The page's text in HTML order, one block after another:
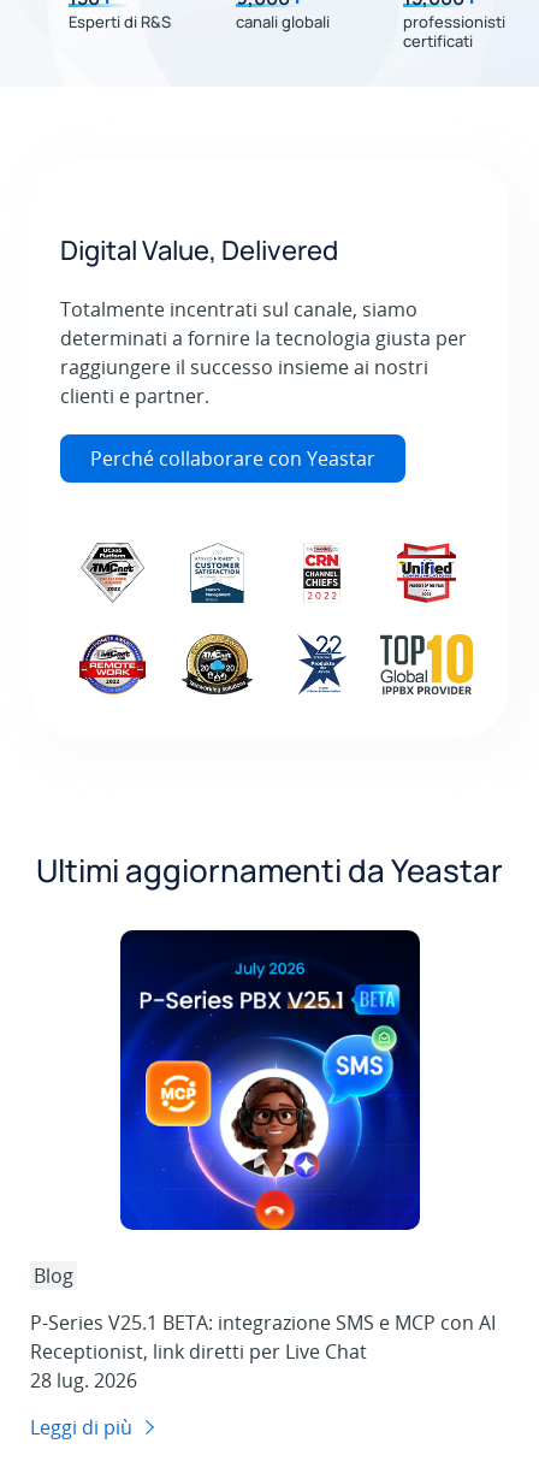
Esperti di R&S canali globali
professionisti
certificati
Digital Value, Delivered
Totalmente incentrati sul canale, siamo
determinati a fornire la tecnologia giusta per
raggiungere il successo insieme ai nostri
clienti e partner.
Perché collaborare con Yeastar
Ultimi aggiornamenti da Yeastar
Blog
P-Series V25.1 BETA: integrazione SMS e MCP con AI
Receptionist, link diretti per Live Chat
28 lug. 2026
Leggi di più